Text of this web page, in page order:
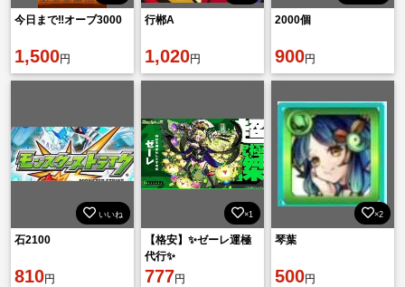
今日まで‼️オーブ3000
1,500円
行郴A
1,020円
2000個
900円
いいね
石2100
810円
×1
【格安】✨ゼーレ運極
代行✨
777円
×2
琴葉
500円